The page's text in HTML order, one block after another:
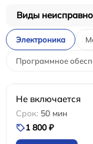
Виды
Электроника
Программное
Не включается
50 мин
1 800 ₽